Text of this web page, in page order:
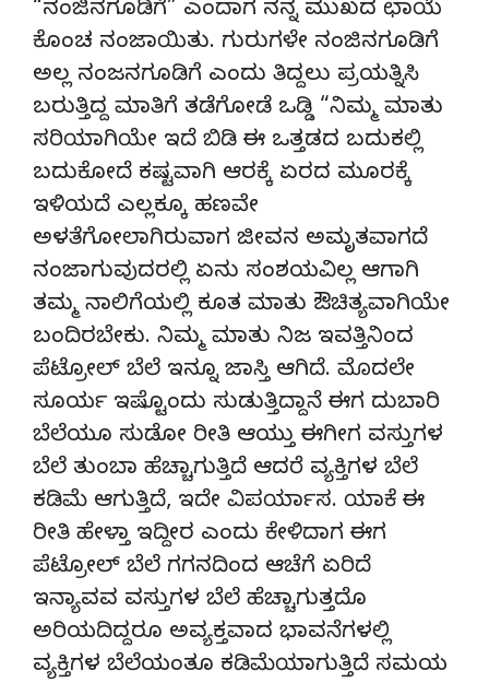
“ನಂಜಿನಗೂಡಿಗೆ” ಎಂದಾಗ ನನ್ನ ಮುಖದ ಛಾಯೆ
ಕೊಂಚ ನಂಜಾಯಿತು. ಗುರುಗಳೇ ನಂಜಿನಗೂಡಿಗೆ
ಅಲ್ಲ ನಂಜನಗೂಡಿಗೆ ಎಂದು ತಿದ್ದಲು ಪ್ರಯತ್ನಿಸಿ
ಬರುತ್ತಿದ್ದ ಮಾತಿಗೆ ತಡೆಗೋಡೆ ಒಡ್ಡಿ “ನಿಮ್ಮ ಮಾತು
ಸರಿಯಾಗಿಯೇ ಇದೆ ಬಿಡಿ ಈ ಒತ್ತಡದ ಬದುಕಲ್ಲಿ
ಬದುಕೋದೆ ಕಷ್ಟವಾಗಿ ಆರಕ್ಕೆ ಏರದ ಮೂರಕ್ಕೆ
ಇಳಿಯದೆ ಎಲ್ಲಕ್ಕೂ ಹಣವೇ
ಅಳತೆಗೋಲಾಗಿರುವಾಗ ಜೀವನ ಅಮೃತವಾಗದೆ
ನಂಜಾಗುವುದರಲ್ಲಿ ಏನು ಸಂಶಯವಿಲ್ಲ ಆಗಾಗಿ
ತಮ್ಮ ನಾಲಿಗೆಯಲ್ಲಿ ಕೂತ ಮಾತು ಔಚಿತ್ಯವಾಗಿಯೇ
ಬಂದಿರಬೇಕು. ನಿಮ್ಮ ಮಾತು ನಿಜ ಇವತ್ತಿನಿಂದ
ಪೆಟ್ರೋಲ್ ಬೆಲೆ ಇನ್ನೂ ಜಾಸ್ತಿ ಆಗಿದೆ. ಮೊದಲೇ
ಸೂರ್ಯ ಇಷ್ಟೊಂದು ಸುಡುತ್ತಿದ್ದಾನೆ ಈಗ ದುಬಾರಿ
ಬೆಲೆಯೂ ಸುಡೋ ರೀತಿ ಆಯ್ತು ಈಗೀಗ ವಸ್ತುಗಳ
ಬೆಲೆ ತುಂಬಾ ಹೆಚ್ಚಾಗುತ್ತಿದೆ ಆದರೆ ವ್ಯಕ್ತಿಗಳ ಬೆಲೆ
ಕಡಿಮೆ ಆಗುತ್ತಿದೆ, ಇದೇ ವಿಪರ್ಯಾಸ. ಯಾಕೆ ಈ
ರೀತಿ ಹೇಳ್ತಾ ಇದ್ದೀರ ಎಂದು ಕೇಳಿದಾಗ ಈಗ
ಪೆಟ್ರೋಲ್ ಬೆಲೆ ಗಗನದಿಂದ ಆಚೆಗೆ ಏರಿದೆ
ಇನ್ಯಾವವ ವಸ್ತುಗಳ ಬೆಲೆ ಹೆಚ್ಚಾಗುತ್ತದೊ
ಅರಿಯದಿದ್ದರೂ ಅವ್ಯಕ್ತವಾದ ಭಾವನೆಗಳಲ್ಲಿ
ವ್ಯಕ್ತಿಗಳ ಬೆಲೆಯಂತೂ ಕಡಿಮೆಯಾಗುತ್ತಿದೆ ಸಮಯ